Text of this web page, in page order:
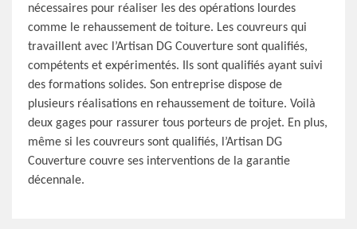
nécessaires pour réaliser les des opérations lourdes
comme le rehaussement de toiture. Les couvreurs qui
travaillent avec l’Artisan DG Couverture sont qualifiés,
compétents et expérimentés. Ils sont qualifiés ayant suivi
des formations solides. Son entreprise dispose de
plusieurs réalisations en rehaussement de toiture. Voilà
deux gages pour rassurer tous porteurs de projet. En plus,
même si les couvreurs sont qualifiés, l’Artisan DG
Couverture couvre ses interventions de la garantie
décennale.